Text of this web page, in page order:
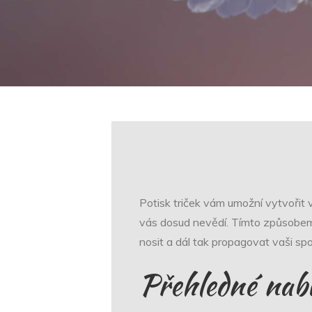
Potisk triček vám umožní vytvořit
vás dosud nevědí. Tímto
nosit a dál tak propagovat vaši
Přehledné